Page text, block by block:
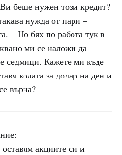
беше нужен този кредит?
нужда от пари –
– Но бях по работа тук в
ми се наложи да
седмици. Кажете ми къде
колата за долар на ден и
върна?
акциите си и